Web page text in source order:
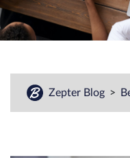
Zepter Blog